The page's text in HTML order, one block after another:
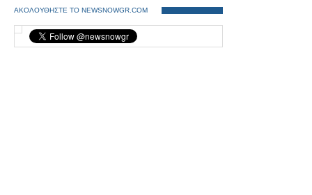
ΑΚΟΛΟΥΘΗΣΤΕ ΤΟ NEWSNOWGR.COM